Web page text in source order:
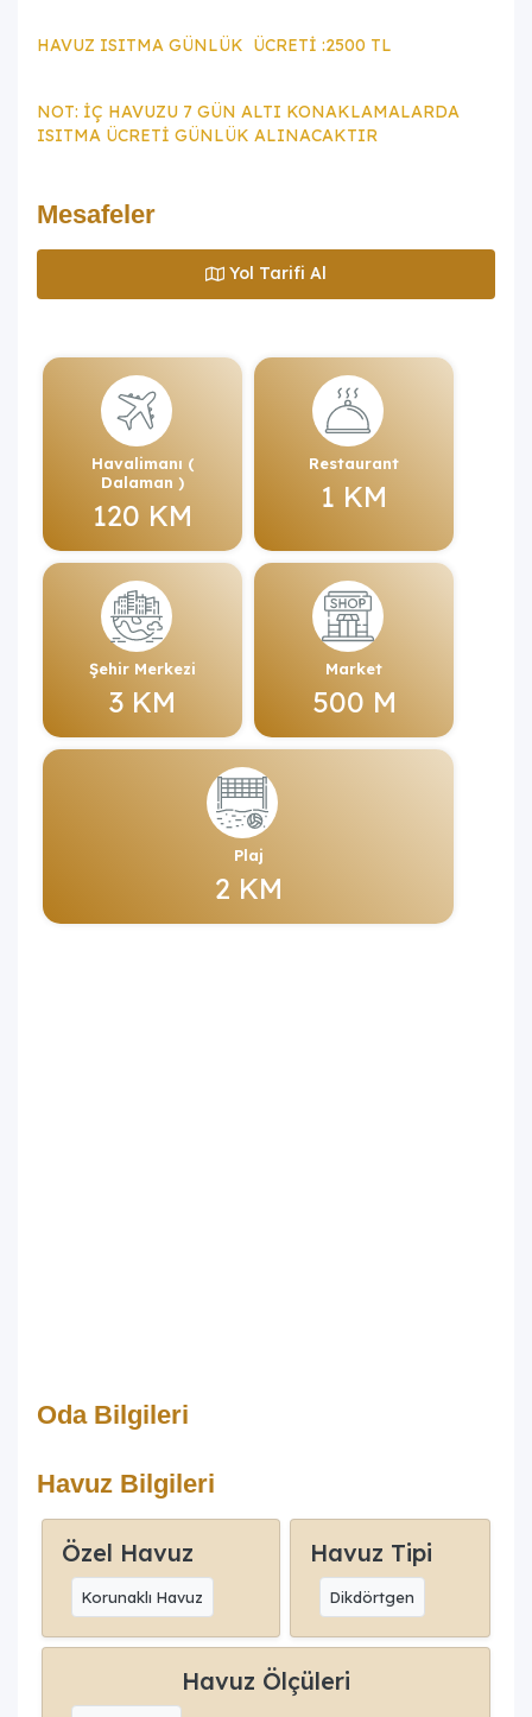
HAVUZ ISITMA GÜNLÜK ÜCRETİ :2500 TL
NOT: İÇ HAVUZU 7 GÜN ALTI KONAKLAMALARDA
ISITMA ÜCRETİ GÜNLÜK ALINACAKTIR
Mesafeler
Yol Tarifi Al
Havalimanı (
Dalaman )
120 KM
Restaurant
1 KM
Şehir Merkezi
3 KM
Market
500 M
Plaj
2 KM
Oda Bilgileri
Havuz Bilgileri
Özel Havuz
Korunaklı Havuz
Havuz Tipi
Dikdörtgen
Havuz Ölçüleri